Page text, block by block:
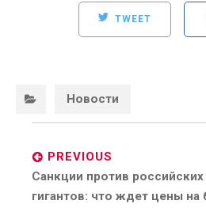
TWEET
Новости
navigation
PREVIOUS
Previous
post:
Санкции против
гигантов: что ждет цены на